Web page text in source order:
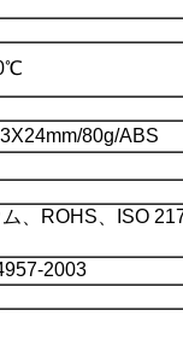
80g/ABS
、ROHS、ISO
2003